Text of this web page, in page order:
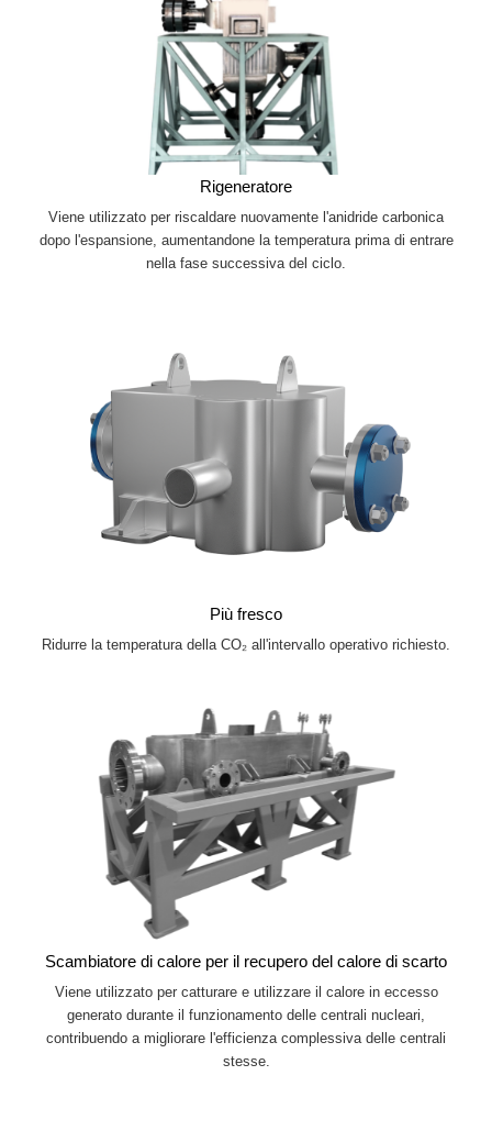
Rigeneratore
Viene utilizzato per riscaldare nuovamente l'anidride carbonica
dopo l'espansione, aumentandone la temperatura prima di entrare
nella fase successiva del ciclo.
Più fresco
Ridurre la temperatura della CO₂ all'intervallo operativo richiesto.
Scambiatore di calore per il recupero del calore di scarto
Viene utilizzato per catturare e utilizzare il calore in eccesso
generato durante il funzionamento delle centrali nucleari,
contribuendo a migliorare l'efficienza complessiva delle centrali
stesse.